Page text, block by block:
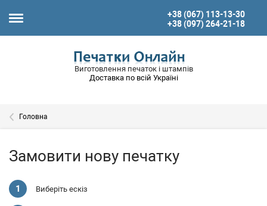
+38 (067) 113-13-30
+38 (097) 264-21-18
Виготовлення печаток і штампів
Доставка по всій Україні
Головна
Замовити нову печатку
Виберіть ескіз